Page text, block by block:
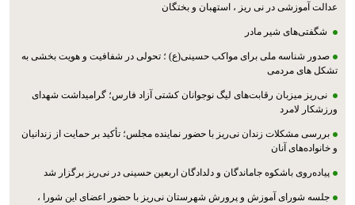
عدالت آموزشی در نی ریز ، استهبان و بختگان
شگفتی‌های شیر مادر
صدور شناسه ملی برای مواکب حسینی(ع) ؛ تحولی در شفافیت و هویت بخشی به
تشکل های مردمی
نی‌ریز میزبان رقابت‌های لیگ نوجوانان کشتی آزاد فارس؛ گرامیداشت شهدای
ورزشکار لامرد
بررسی مشکلات زندان نی‌ریز با حضور نماینده مجلس؛ تأکید بر حمایت از زندانیان
و خانواده‌های آنان
پیاده‌روی باشکوه جاماندگان و دلدادگان اربعین حسینی در نی‌ریز برگزار شد
جلسه شورای آموزش و پرورش شهرستان نی‌ریز با حضور اعضای این شورا ،